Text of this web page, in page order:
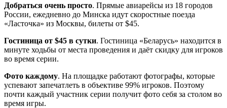
Добраться очень просто. Прямые авиарейсы из 18 городов
России, ежедневно до Минска идут скоростные поезда
«Ласточка» из Москвы, билеты от $45.
Гостиница от $45 в сутки. Гостиница «Беларусь» находится в
минуте ходьбы от места проведения и даёт скидку для игроков
во время серии.
Фото каждому. На площадке работают фотографы, которые
успевают запечатлеть в объективе 99% игроков. Поэтому
почти каждый участник серии получит фото себя за столом во
время игры.